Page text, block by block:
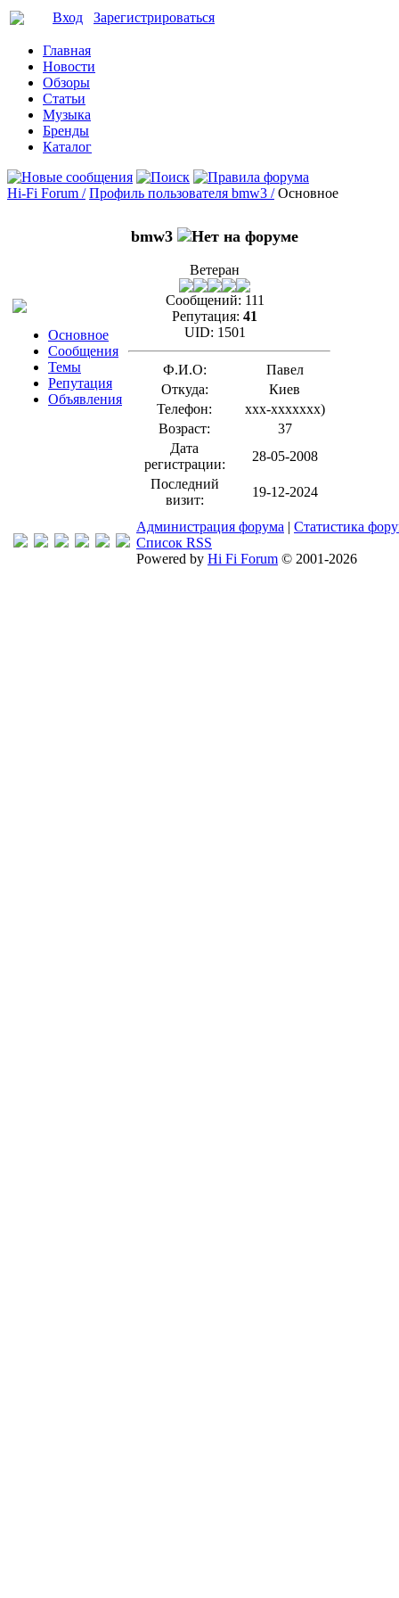
Вход Зарегистрироваться
Главная
Новости
Обзоры
Статьи
Музыка
Бренды
Каталог
Hi-Fi Forum / Профиль пользователя bmw3 / Основное
Основное
Сообщения
Темы
Репутация
Объявления
bmw3
Ветеран
Сообщений: 111
Репутация: 41
UID: 1501
Ф.И.О:
Павел
Откуда:
Киев
Телефон:
xxx-xxxxxxx)
Возраст:
37
Дата
регистрации:
28-05-2008
Последний
визит:
19-12-2024
Администрация форума | Статистика
Список RSS
Powered by Hi Fi Forum © 2001-2026